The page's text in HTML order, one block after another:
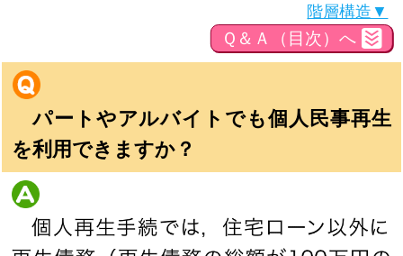
階層構造▼
Ｑ＆Ａ（目次）へ
パートやアルバイトでも個人民事再生
を利用できますか？